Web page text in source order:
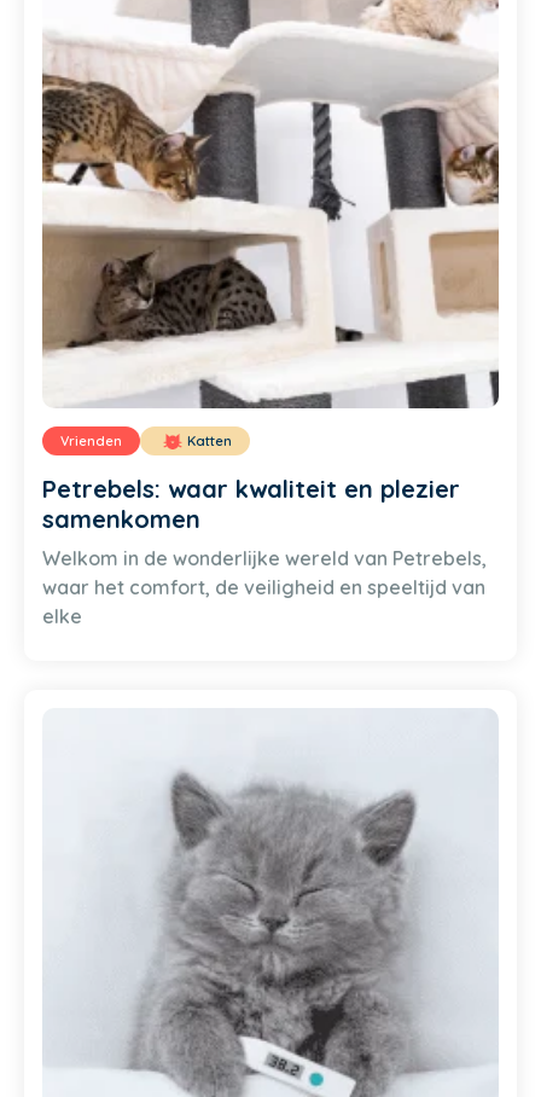
Vrienden Katten
Petrebels: waar kwaliteit en plezier
samenkomen
Welkom in de wonderlijke wereld van Petrebels,
waar het comfort, de veiligheid en speeltijd van
elke